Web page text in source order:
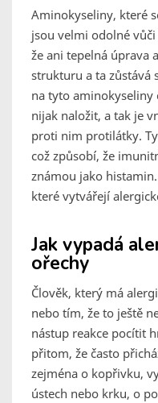
Aminokyseliny, které
jsou velmi odolné
že ani tepelná úprava
strukturu a ta zůstává
na tyto
nijak naložit, a tak je
proti nim protilátky.
což způsobí, že
známou jako
které vytvářejí
Jak vypadá
ořechy
Člověk, který má
nebo tím, že to ještě
nástup reakce pocítit
přitom, že často
zejména o kopřivku,
ústech nebo krku, o